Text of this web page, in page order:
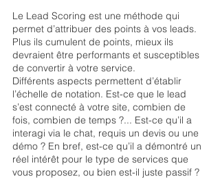
Le Lead Scoring est une méthode qui
permet d’attribuer des points à vos leads.
Plus ils cumulent de points, mieux ils
devraient être performants et susceptibles
de convertir à votre service.
Différents aspects permettent d’établir
l’échelle de notation. Est-ce que le lead
s’est connecté à votre site, combien de
fois, combien de temps ?... Est-ce qu’il a
interagi via le chat, requis un devis ou une
démo ? En bref, est-ce qu’il a démontré un
réel intérêt pour le type de services que
vous proposez, ou bien est-il juste passif ?